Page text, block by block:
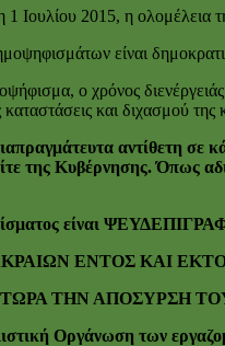
Ιουλίου 2015, η ολομέλεια
είναι
ο χρόνος
και διχασμού της
αντίθετη σε
της Κυβέρνησης. Όπως
είναι
ΕΝΤΟΣ ΚΑΙ
ΤΗΝ ΑΠΟΣΥΡΣΗ
Οργάνωση των